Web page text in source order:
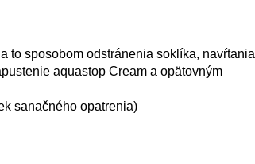
to sposobom odstránenia soklíka, navŕtania
aquastop Cream a opätovným
sanačného opatrenia)